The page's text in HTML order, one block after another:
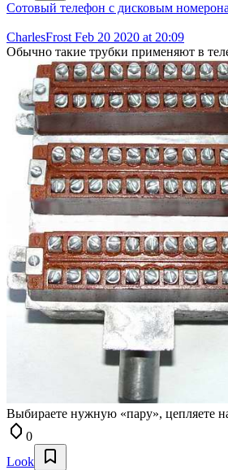
Сотовый телефон с дисковым
CharlesFrost Feb 20 2020 at 20:09
Обычно такие трубки применяют в
Выбираете нужную «пару», цепляете
0
Look